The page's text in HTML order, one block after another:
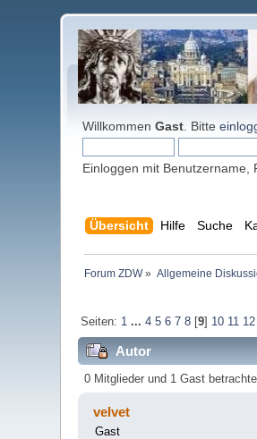
WillkommenGast . Bitte
Einloggen mit Benutzername,
Übersicht Hilfe Suche
Forum ZDW» Allgemeine
Seiten: 1 ... 4 5 6 7 8[9] 10 11 12
Autor
0 Mitglieder und 1 Gast
velvet
Gast